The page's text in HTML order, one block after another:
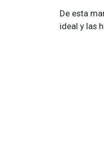
De esta
ideal y las